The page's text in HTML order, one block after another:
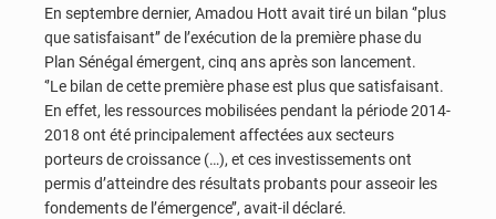
En septembre dernier, Amadou Hott avait tiré un bilan ‘’plus
que satisfaisant’’ de l’exécution de la première phase du
Plan Sénégal émergent, cinq ans après son lancement.
‘’Le bilan de cette première phase est plus que satisfaisant.
En effet, les ressources mobilisées pendant la période 2014-
2018 ont été principalement affectées aux secteurs
porteurs de croissance (…), et ces investissements ont
permis d’atteindre des résultats probants pour asseoir les
fondements de l’émergence’’, avait-il déclaré.